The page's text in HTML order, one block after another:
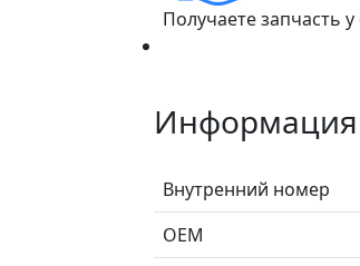
Получаете запчасть
Информация
Внутренний номер
ОЕМ